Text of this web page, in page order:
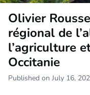
Olivier
régional de
l’agriculture
Occitanie
Published on July 16,